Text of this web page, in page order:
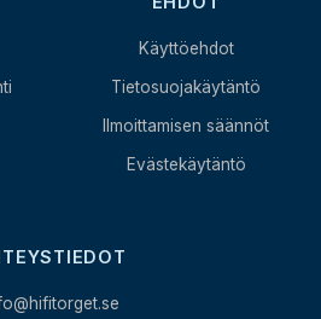
Käyttöehdot
Tietosuojakäytäntö
Ilmoittamisen säännöt
Evästekäytäntö